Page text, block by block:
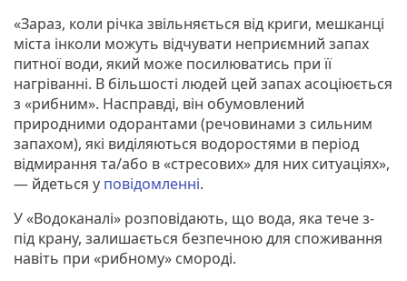
«Зараз, коли річка звільняється від криги, мешканці
міста інколи можуть відчувати неприємний запах
питної води, який може посилюватись при її
нагріванні. В більшості людей цей запах асоціюється
з «рибним». Насправді, він обумовлений
природними одорантами (речовинами з сильним
запахом), які виділяються водоростями в період
відмирання та/або в «стресових» для них ситуаціях»,
— йдеться у повідомленні.
У «Водоканалі» розповідають, що вода, яка тече з-
під крану, залишається безпечною для споживання
навіть при «рибному» смороді.